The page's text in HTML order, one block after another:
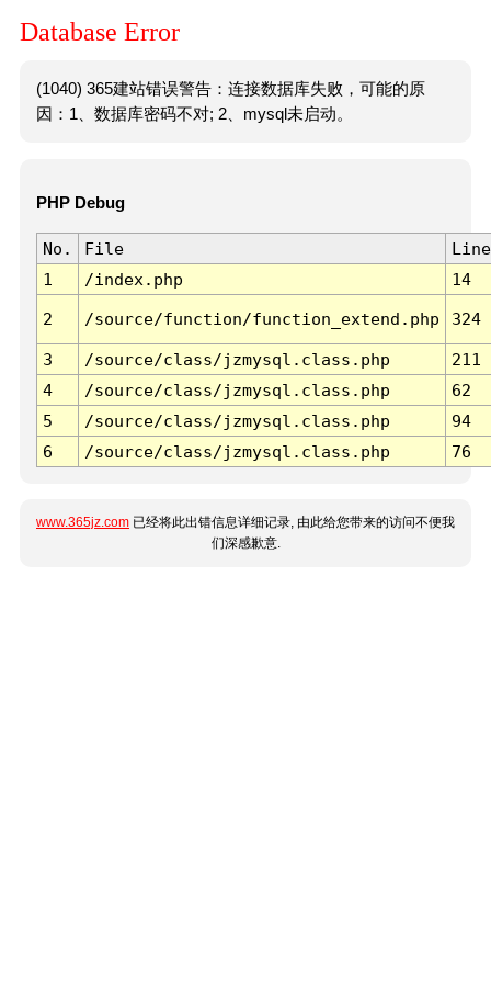
Database Error
(1040) 365建站错误警告：连接数据库失败，可能的原
因：1、数据库密码不对; 2、mysql未启动。
PHP Debug
No. File
Line
1
/index.php 14
2 /source/function/function_extend.php 324
3 /source/class/jzmysql.class.php
211
4
/source/class/jzmysql.class.php
62
5
/source/class/jzmysql.class.php
94
6
/source/class/jzmysql.class.php 76
www.365jz.com 已经将此出错信息详细记录, 由此给您带来的访问不便我
们深感歉意.